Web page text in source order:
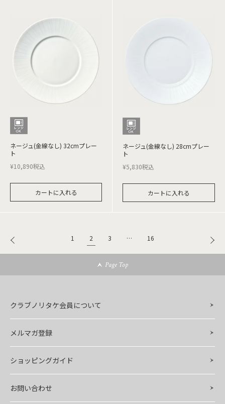
ネージュ(金線なし) 32cmプレー
ト
¥10,890税込
カートに入れる
ネージュ(金線なし) 28cmプレー
ト
¥5,830税込
カートに入れる
1 2 3 … 16
Page Top
クラブノリタケ会員について
メルマガ登録
ショッピングガイド
お問い合わせ